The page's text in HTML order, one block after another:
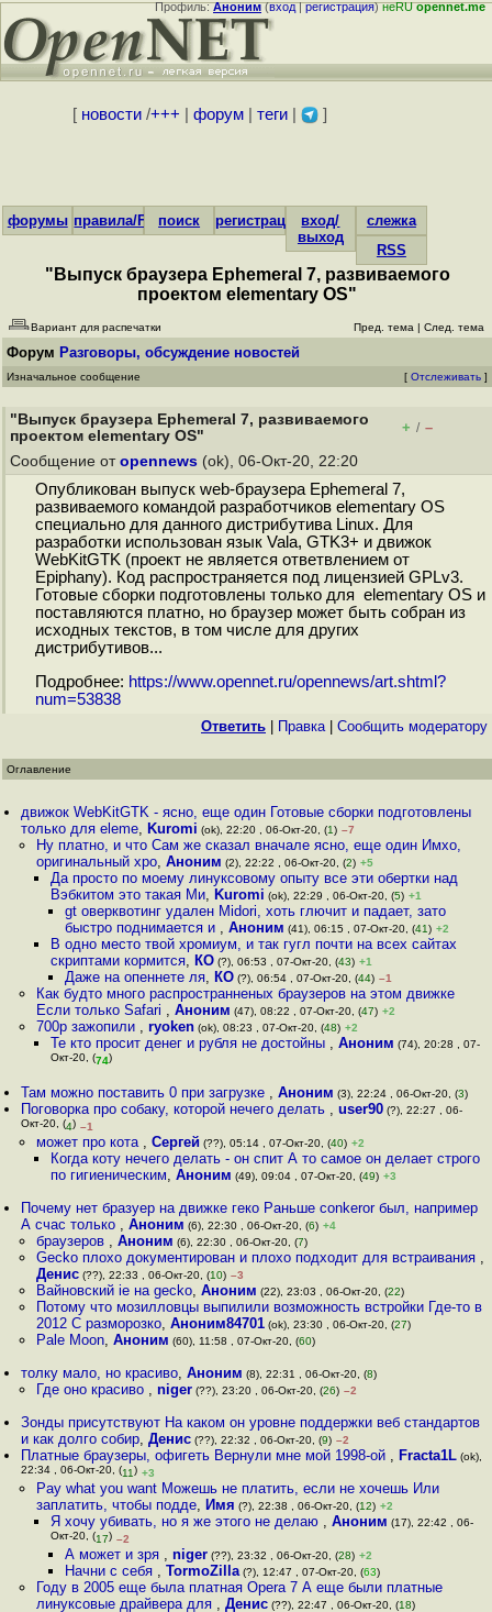
Профиль:Аноним(вход|регистрация)неRUopennet.me
[ новости/+++ форум| теги| ]
форумы правила/FAQпоиск регистрациявход/
выход
слежка
RSS
"Выпуск браузера Ephemeral 7, развиваемого
проектом elementary OS"
Вариант для распечатки Пред. тема | След. тема
Форум Разговоры, обсуждение новостей
Изначальное сообщение [ Отслеживать ]
"Выпуск браузера Ephemeral 7, развиваемого
проектом elementary OS"
+ / –
Сообщение от opennews (ok), 06-Окт-20, 22:20
Опубликован выпуск web-браузера Ephemeral 7,
развиваемого командой разработчиков elementary OS
специально для данного дистрибутива Linux. Для
разработки использован язык Vala, GTK3+ и движок
WebKitGTK (проект не является ответвлением от
Epiphany). Код распространяется под лицензией GPLv3.
Готовые сборки подготовлены только для elementary OS и
поставляются платно, но браузер может быть собран из
исходных текстов, в том числе для других
дистрибутивов...
Подробнее: https://www.opennet.ru/opennews/art.shtml?
num=53838
Ответить Правка| Cообщить модератору
Оглавление
движок WebKitGTK - ясно, еще один Готовые сборки подготовлены
только для eleme, Kuromi (ok), 22:20 , 06-Окт-20, (1) –7
Ну платно, и что Сам же сказал вначале ясно, еще один Имхо,
оригинальный хро, Аноним (2), 22:22 , 06-Окт-20, (2) +5
Да просто по моему линуксовому опыту все эти обертки над
Вэбкитом это такая Ми, Kuromi (ok), 22:29 , 06-Окт-20, (5) +1
gt оверквотинг удален Midori, хоть глючит и падает, зато
быстро поднимается и ,Аноним (41), 06:15 , 07-Окт-20, (41) +2
В одно место твой хромиум, и так гугл почти на всех сайтах
скриптами кормится, КО(?), 06:53 , 07-Окт-20, (43) +1
Даже на опеннете ля, КО (?), 06:54 , 07-Окт-20, (44) –1
Как будто много распространненых браузеров на этом движке
Если только Safari , Аноним (47), 08:22 , 07-Окт-20, (47) +2
700р зажопили , ryoken(ok), 08:23 , 07-Окт-20, (48) +2
Те кто просит денег и рубля не достойны , Аноним (74), 20:28 , 07-
Окт-20, (74)
Там можно поставить 0 при загрузке ,Аноним (3), 22:24 , 06-Окт-20, (3)
Поговорка про собаку, которой нечего делать ,user90 (?), 22:27 , 06-
Окт-20, (4) –1
может про кота , Сергей (??), 05:14 , 07-Окт-20, (40) +2
Когда коту нечего делать - он спит А то самое он делает строго
по гигиеническим, Аноним (49), 09:04 , 07-Окт-20, (49) +3
Почему нет бразуер на движке геко Раньше conkeror был, например
А счас только ,Аноним (6), 22:30 , 06-Окт-20, (6) +4
браузеров , Аноним (6), 22:30 , 06-Окт-20, (7)
Gecko плохо документирован и плохо подходит для встраивания ,
Денис(??), 22:33 , 06-Окт-20, (10) –3
Вайновский ie на gecko, Аноним (22), 23:03 , 06-Окт-20, (22)
Потому что мозилловцы выпилили возможность встройки Где-то в
2012 С разморозко, Аноним84701(ok), 23:30 , 06-Окт-20, (27)
Pale Moon, Аноним (60), 11:58 , 07-Окт-20, (60)
толку мало, но красиво,Аноним (8), 22:31 , 06-Окт-20, (8)
Где оно красиво , niger(??), 23:20 , 06-Окт-20, (26) –2
Зонды присутствуют На каком он уровне поддержки веб стандартов
и как долго собир,Денис (??), 22:32 , 06-Окт-20, (9) –2
Платные браузеры, офигеть Вернули мне мой 1998-ой , Fracta1L (ok),
22:34 , 06-Окт-20, (11) +3
Pay what you want Можешь не платить, если не хочешь Или
заплатить, чтобы подде, Имя (?), 22:38 , 06-Окт-20, (12) +2
Я хочу убивать, но я же этого не делаю , Аноним (17), 22:42 , 06-
Окт-20, (17) –2
А может и зря ,niger (??), 23:32 , 06-Окт-20, (28) +2
Начни с себя ,TormoZilla (?), 12:47 , 07-Окт-20, (63)
Году в 2005 еще была платная Opera 7 А еще были платные
линуксовые драйвера для , Денис(??), 22:47 , 06-Окт-20, (18)